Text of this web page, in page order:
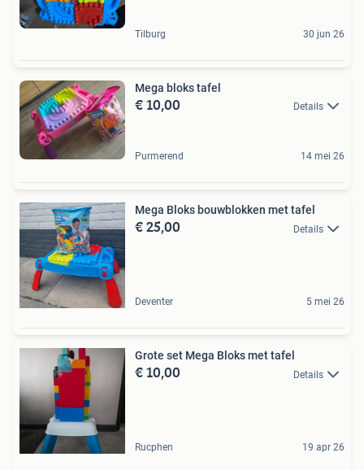
Tilburg 30 jun 26
Mega bloks tafel
€ 10,00 Details
Purmerend 14 mei 26
Mega Bloks bouwblokken met tafel
€ 25,00 Details
Deventer 5 mei 26
Grote set Mega Bloks met tafel
€ 10,00 Details
Rucphen 19 apr 26